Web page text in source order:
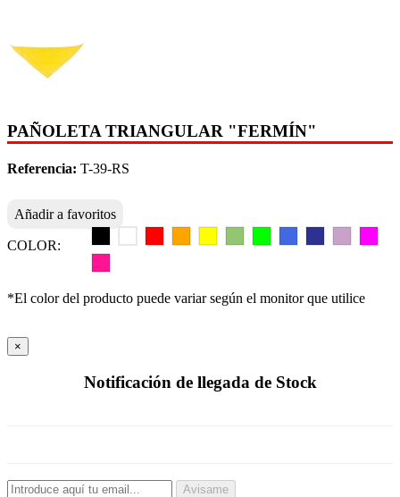
PAÑOLETA TRIANGULAR "FERMÍN"
Referencia: T-39-RS
Añadir a favoritos
COLOR:
*El color del producto puede variar según el monitor que utilice
×
Notificación de llegada de Stock
Avisame